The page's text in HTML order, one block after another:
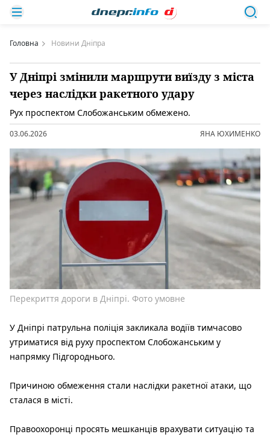
Головна Новини Дніпра
У Дніпрі змінили маршрути виїзду з міста
через наслідки ракетного удару
Рух проспектом Слобожанським обмежено.
03.06.2026 ЯНА ЮХИМЕНКО
Перекриття дороги в Дніпрі. Фото умовне
У Дніпрі патрульна поліція закликала водіїв тимчасово
утриматися від руху проспектом Слобожанським у
напрямку Підгороднього.
Причиною обмеження стали наслідки ракетної атаки, що
сталася в місті.
Правоохоронці просять мешканців врахувати ситуацію та